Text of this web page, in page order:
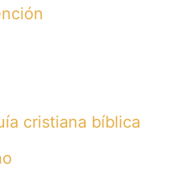
cristiana bíblica